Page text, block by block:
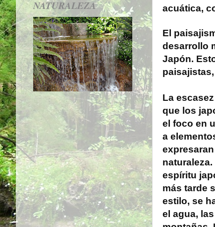
acuática,
El
desarrollo
Japón.
La
que los
el foco en
a
naturaleza.
espíritu
más tarde
estilo, se
el agua,
NATURALEZA